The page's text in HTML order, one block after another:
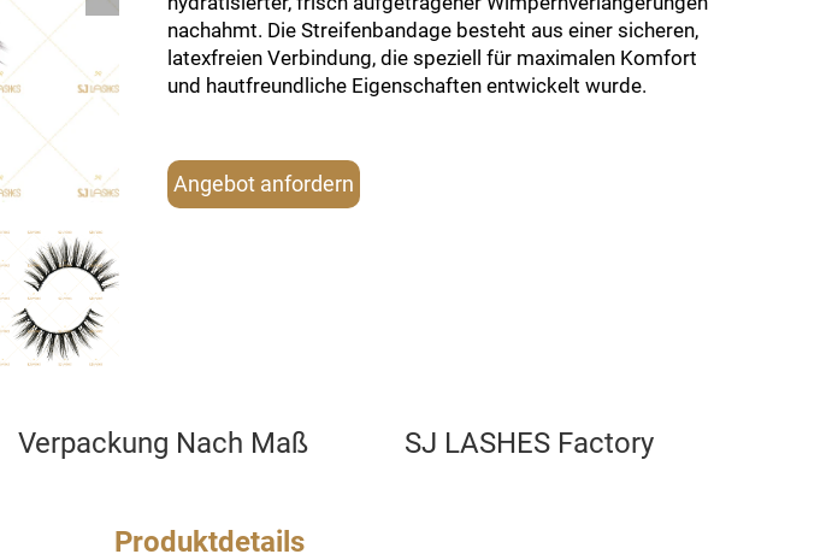
nachahmt. Die Streifenbandage besteht aus einer sicheren,
latexfreien Verbindung, die speziell für maximalen Komfort
und hautfreundliche Eigenschaften entwickelt wurde.
Angebot anfordern
Verpackung Nach Maß SJ LASHES Factory
Produktdetails